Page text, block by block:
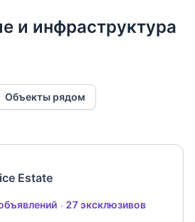
и инфраструктура
Объекты рядом
Estate
27 эксклюзивов